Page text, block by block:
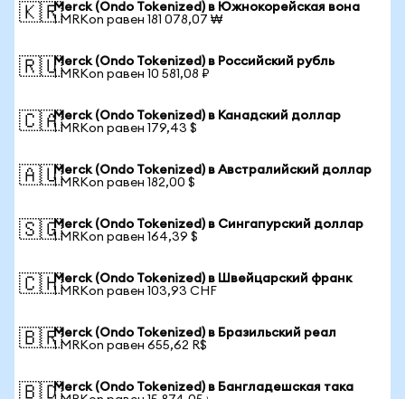
🇰🇷Merck (Ondo Tokenized) в Южнокорейская вона
1 MRKon равен 181 078,07 ₩
🇷🇺Merck (Ondo Tokenized) в Российский рубль
1 MRKon равен 10 581,08 ₽
🇨🇦Merck (Ondo Tokenized) в Канадский доллар
1 MRKon равен 179,43 $
🇦🇺Merck (Ondo Tokenized) в Австралийский доллар
1 MRKon равен 182,00 $
🇸🇬Merck (Ondo Tokenized) в Сингапурский доллар
1 MRKon равен 164,39 $
🇨🇭Merck (Ondo Tokenized) в Швейцарский франк
1 MRKon равен 103,93 CHF
🇧🇷Merck (Ondo Tokenized) в Бразильский реал
1 MRKon равен 655,62 R$
🇧🇩Merck (Ondo Tokenized) в Бангладешская така